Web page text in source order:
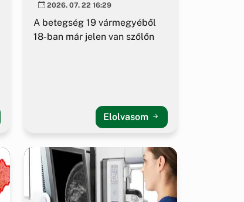
2026. 07. 22 16:29
A betegség 19 vármegyéből
18-ban már jelen van szőlőn
Elolvasom